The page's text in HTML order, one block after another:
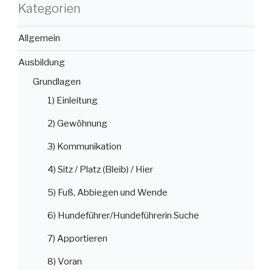
Kategorien
Allgemein
Ausbildung
Grundlagen
1) Einleitung
2) Gewöhnung
3) Kommunikation
4) Sitz / Platz (Bleib) / Hier
5) Fuß, Abbiegen und Wende
6) Hundeführer/Hundeführerin Suche
7) Apportieren
8) Voran